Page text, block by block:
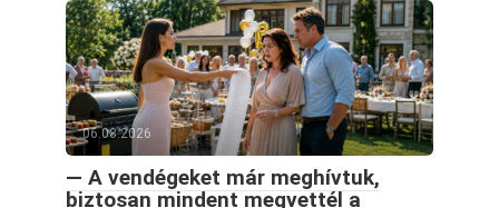
06.08.2026
— A vendégeket már meghívtuk,
biztosan mindent megvettél a